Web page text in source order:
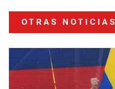
OTRAS NOTICIAS